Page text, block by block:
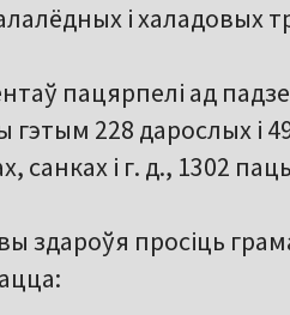
і халадовых
пацярпелі ад
гэтым 228 дарослых
санках і г. д., 1302
здароўя просіць